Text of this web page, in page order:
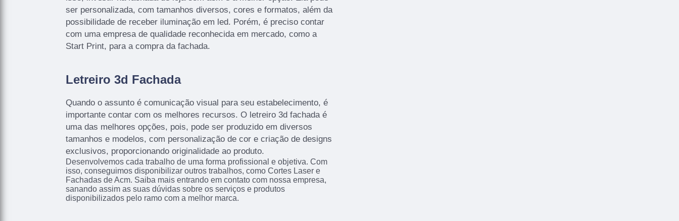
ser personalizada, com tamanhos diversos, cores e formatos, além da
possibilidade de receber iluminação em led. Porém, é preciso contar
com uma empresa de qualidade reconhecida em mercado, como a
Start Print, para a compra da fachada.
Letreiro 3d Fachada
Quando o assunto é comunicação visual para seu estabelecimento, é
importante contar com os melhores recursos. O letreiro 3d fachada é
uma das melhores opções, pois, pode ser produzido em diversos
tamanhos e modelos, com personalização de cor e criação de designs
exclusivos, proporcionando originalidade ao produto.
Desenvolvemos cada trabalho de uma forma profissional e objetiva. Com
isso, conseguimos disponibilizar outros trabalhos, como Cortes Laser e
Fachadas de Acm. Saiba mais entrando em contato com nossa empresa,
sanando assim as suas dúvidas sobre os serviços e produtos
disponibilizados pelo ramo com a melhor marca.